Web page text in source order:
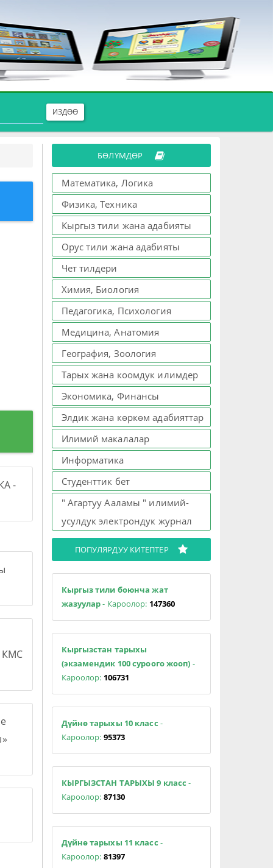
ИЗДӨӨ
-
КМС
БӨЛҮМДӨР
Математика, Логика
Физика, Техника
Кыргыз тили жана адабияты
Орус тили жана адабияты
Чет тилдери
Химия, Биология
Педагогика, Психология
Медицина, Анатомия
География, Зоология
Тарых жана коомдук илимдер
Экономика, Финансы
Элдик жана көркөм адабияттар
Илимий макалалар
Информатика
Студенттик бет
" Агартуу Ааламы " илимий-
усулдук электрондук журнал
ПОПУЛЯРДУУ КИТЕПТЕР
Кыргыз тили боюнча жат
жазуулар- Кароолор: 147360
Кыргызстан тарыхы
(экзамендик 100 суроого жооп) -
Кароолор: 106731
Дүйнө тарыхы 10 класс -
Кароолор: 95373
КЫРГЫЗСТАН ТАРЫХЫ 9 класс -
Кароолор: 87130
Дүйнө тарыхы 11 класс -
Кароолор: 81397